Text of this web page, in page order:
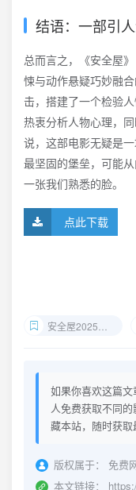
结语：一部引
总而言之，《安全屋
悚与动作悬疑巧妙融
击，搭建了一个检验
热衷分析人物心理，
说，这部电影无疑是
最坚固的堡垒，可能
一张我们熟悉的脸。
点此下载
安全屋2025电影下载
如果你喜欢这篇
人免费获取不同
藏本站，随时获取
版权属于：
免费
本文链接：